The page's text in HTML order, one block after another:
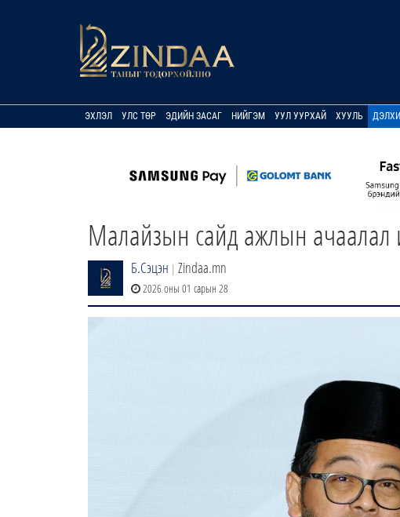
ЭХЛЭЛ УЛС ТӨР ЭДИЙН ЗАСАГ НИЙГЭМ УУЛ УУРХАЙ ХУУЛЬ
Малайзын сайд ажлын ачаалал
Б.Сэцэн | Zindaa.mn
2026 оны 01 сарын 28